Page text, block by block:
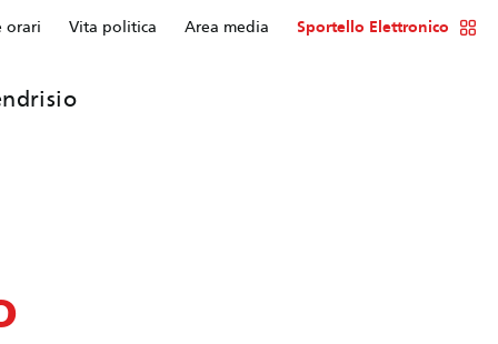
orari Vita politica Area media Sportello Elettronico